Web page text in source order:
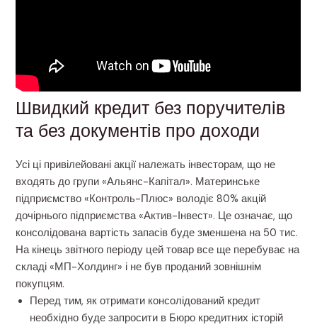
Швидкий кредит без поручителів
та без документів про доходи
Усі ці привілейовані акції належать інвесторам, що не
входять до групи «Альянс-Капітал». Материнське
підприємство «Контроль-Плюс» володіє 80% акцій
дочірнього підприємства «Актив-Інвест». Це означає, що
консолідована вартість запасів буде зменшена на 50 тис.
На кінець звітного періоду цей товар все ще перебуває на
складі «МП-Холдинг» і не був проданий зовнішнім
покупцям.
Перед тим, як отримати консолідований кредит
необхідно буде запросити в Бюро кредитних історій